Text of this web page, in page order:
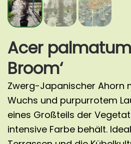
Acer palmatum
Broom‘
Zwerg-Japanischer Ahorn
Wuchs und purpurrotem
eines Großteils der
intensive Farbe behält.